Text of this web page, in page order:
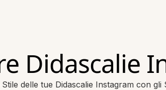
Didascalie
delle tue Didascalie Instagram con